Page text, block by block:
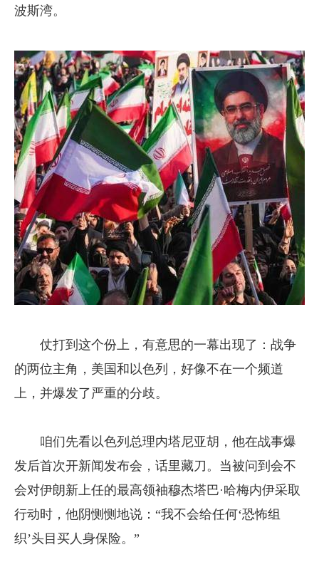
波斯湾。
仗打到这个份上，有意思的一幕出现了：战争
的两位主角，美国和以色列，好像不在一个频道
上，并爆发了严重的分歧。
咱们先看以色列总理内塔尼亚胡，他在战事爆
发后首次开新闻发布会，话里藏刀。当被问到会不
会对伊朗新上任的最高领袖穆杰塔巴·哈梅内伊采取
行动时，他阴恻恻地说：“我不会给任何‘恐怖组
织’头目买人身保险。”